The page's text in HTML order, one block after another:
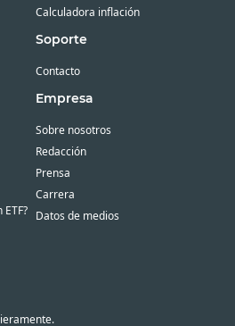
Calculadora inflación
Soporte
Contacto
Empresa
Sobre nosotros
Redacción
Prensa
Carrera
Datos de medios